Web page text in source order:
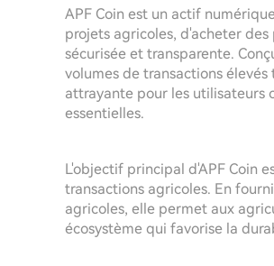
APF Coin est un actif
projets agricoles, d'acheter
sécurisée et transparente.
volumes de transactions
attrayante pour les utilisateurs
essentielles.
L'objectif principal d'APF Coin
transactions agricoles. En
agricoles, elle permet aux
écosystème qui favorise la